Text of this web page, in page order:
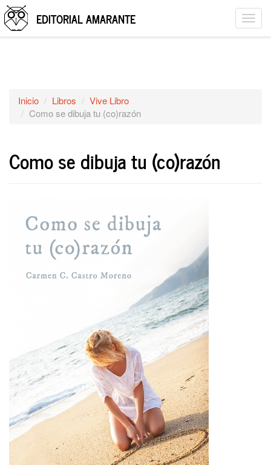
EDITORIAL AMARANTE
Inicio Libros
Vive Libro
Como se dibuja tu (co)razón
Como se dibuja tu (co)razón